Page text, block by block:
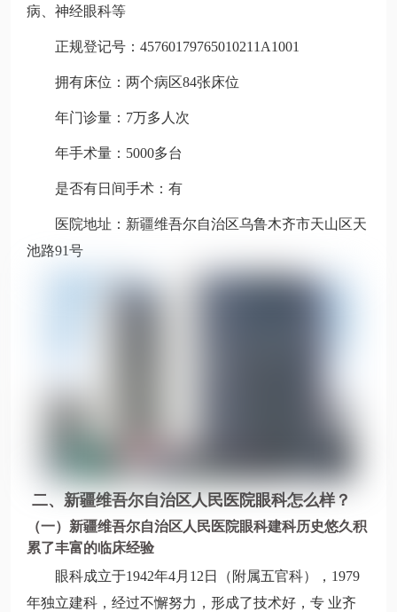
病、神经眼科等
正规登记号：45760179765010211A1001
拥有床位：两个病区84张床位
年门诊量：7万多人次
年手术量：5000多台
是否有日间手术：有
医院地址：新疆维吾尔自治区乌鲁木齐市天山区天
池路91号
二、新疆维吾尔自治区人民医院眼科怎么样？
（一）新疆维吾尔自治区人民医院眼科建科历史悠久积
累了丰富的临床经验
眼科成立于1942年4月12日（附属五官科），1979
年独立建科，经过不懈努力，形成了技术好，专 业齐